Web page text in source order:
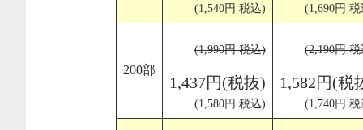
(1,540円 税込) (1,690円
200部
(1,990円 税込)
1,437円(税抜)
(1,580円 税込)
(2,190円
1,582円(税
(1,740円